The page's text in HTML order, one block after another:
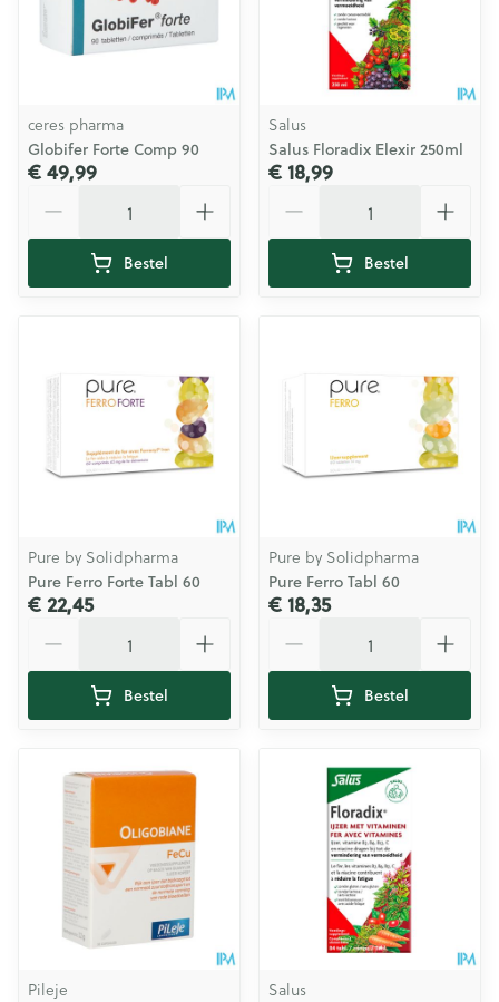
ceres pharma
Globifer Forte Comp 90
€ 49,99
Bestel
Salus
Salus Floradix Elexir 250ml
€ 18,99
Bestel
Pure by Solidpharma
Pure Ferro Forte Tabl 60
€ 22,45
Bestel
Pure by Solidpharma
Pure Ferro Tabl 60
€ 18,35
Bestel
Pileje Salus